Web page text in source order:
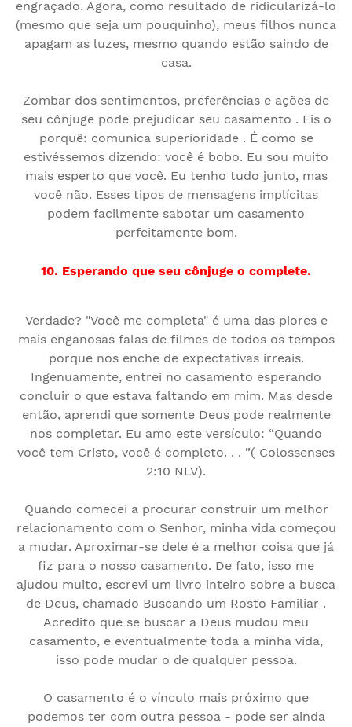
engraçado. Agora, como resultado de ridicularizá-lo
(mesmo que seja um pouquinho), meus filhos nunca
apagam as luzes, mesmo quando estão saindo de
casa.
Zombar dos sentimentos, preferências e ações de
seu cônjuge pode prejudicar seu casamento . Eis o
porquê: comunica superioridade . É como se
estivéssemos dizendo: você é bobo. Eu sou muito
mais esperto que você. Eu tenho tudo junto, mas
você não. Esses tipos de mensagens implícitas
podem facilmente sabotar um casamento
perfeitamente bom.
10. Esperando que seu cônjuge o complete.
Verdade? "Você me completa" é uma das piores e
mais enganosas falas de filmes de todos os tempos
porque nos enche de expectativas irreais.
Ingenuamente, entrei no casamento esperando
concluir o que estava faltando em mim. Mas desde
então, aprendi que somente Deus pode realmente
nos completar. Eu amo este versículo: “Quando
você tem Cristo, você é completo. . . ”( Colossenses
2:10 NLV).
Quando comecei a procurar construir um melhor
relacionamento com o Senhor, minha vida começou
a mudar. Aproximar-se dele é a melhor coisa que já
fiz para o nosso casamento. De fato, isso me
ajudou muito, escrevi um livro inteiro sobre a busca
de Deus, chamado Buscando um Rosto Familiar .
Acredito que se buscar a Deus mudou meu
casamento, e eventualmente toda a minha vida,
isso pode mudar o de qualquer pessoa.
O casamento é o vínculo mais próximo que
podemos ter com outra pessoa - pode ser ainda